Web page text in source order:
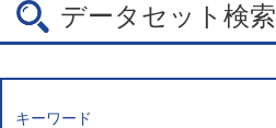
データセット検索
キーワード